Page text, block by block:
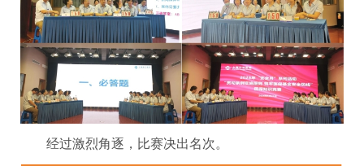
经过激烈角逐，比赛决出名次。